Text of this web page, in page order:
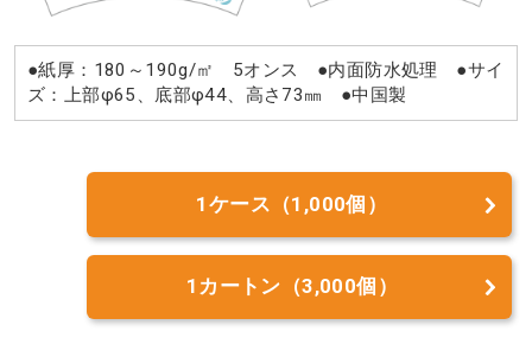
●紙厚：180～190g/㎡ 5オンス ●内面防水処理 ●サイ
ズ：上部φ65、底部φ44、高さ73㎜ ●中国製
1ケース（1,000個）
1カートン（3,000個）